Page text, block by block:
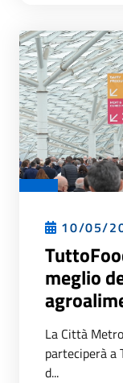
10/05/
meglio
La Città
parteciperà a
d...